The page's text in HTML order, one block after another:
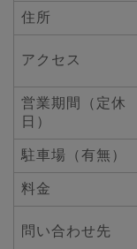
住所
アクセス
営業期間（定休
日）
駐車場（有無）
料金
問い合わせ先